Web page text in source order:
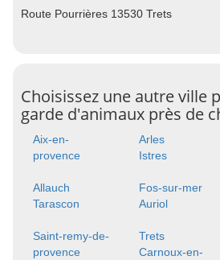
Route Pourrières 13530 Trets
Choisissez une autre ville
garde d'animaux près de
Aix-en-
provence
Arles
Istres
Allauch
Fos-sur-mer
Tarascon
Auriol
Saint-remy-de-
provence
Trets
Carnoux-en-